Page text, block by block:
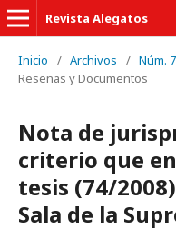
Revista Alegatos
Inicio / Archivos / Núm.
Reseñas y Documentos
Nota de
criterio que
tesis (74/
Sala de la